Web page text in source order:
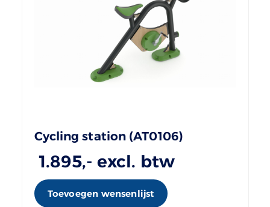
Cycling station (AT0106)
1.895,- excl. btw
Toevoegen wensenlijst